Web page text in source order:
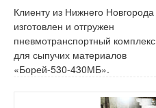
Клиенту из Нижнего Новгорода
изготовлен и отгружен
пневмотранспортный комплекс
для сыпучих материалов
«Борей-530-430МБ».